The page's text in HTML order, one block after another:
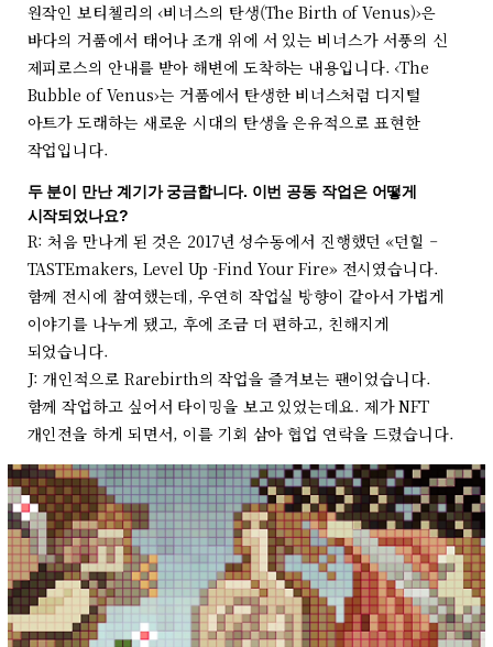
원작인 보티첼리의 ‹비너스의 탄생(The Birth of Venus)›은
바다의 거품에서 태어나 조개 위에 서 있는 비너스가 서풍의 신
제피로스의 안내를 받아 해변에 도착하는 내용입니다. ‹The
Bubble of Venus›는 거품에서 탄생한 비너스처럼 디지털
아트가 도래하는 새로운 시대의 탄생을 은유적으로 표현한
작업입니다.
두 분이 만난 계기가 궁금합니다. 이번 공동 작업은 어떻게
시작되었나요?
R: 처음 만나게 된 것은 2017년 성수동에서 진행했던 «던힐 –
TASTEmakers, Level Up -Find Your Fire» 전시였습니다.
함께 전시에 참여했는데, 우연히 작업실 방향이 같아서 가볍게
이야기를 나누게 됐고, 후에 조금 더 편하고, 친해지게
되었습니다.
J: 개인적으로 Rarebirth의 작업을 즐겨보는 팬이었습니다.
함께 작업하고 싶어서 타이밍을 보고 있었는데요. 제가 NFT
개인전을 하게 되면서, 이를 기회 삼아 협업 연락을 드렸습니다.